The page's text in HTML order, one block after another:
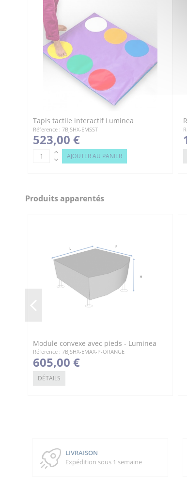
Tapis tactile interactif Luminea
Réference : 7BJSHX-EMSST
523,00 €
AJOUTER AU PANIER
Produits apparentés
Module convexe avec pieds - Luminea
Réference : 7BJSHX-EMAX-P-ORANGE
605,00 €
DÉTAILS
LIVRAISON
Expédition sous 1 semaine